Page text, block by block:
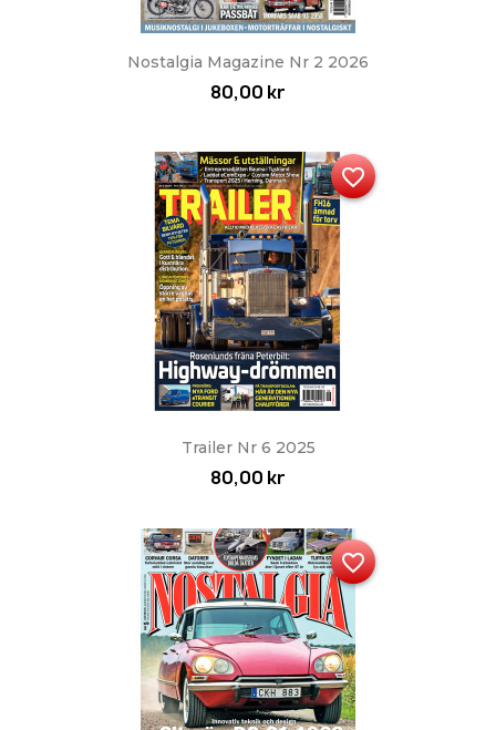
Nostalgia Magazine Nr 2 2026
80,00 kr
Trailer Nr 6 2025
80,00 kr
favorite_border
favorite_border